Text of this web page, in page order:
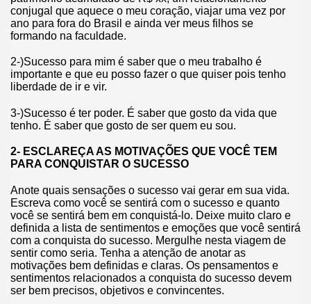
conjugal que aquece o meu coração, viajar uma vez por
ano para fora do Brasil e ainda ver meus filhos se
formando na faculdade.
2-)Sucesso para mim é saber que o meu trabalho é
importante e que eu posso fazer o que quiser pois tenho
liberdade de ir e vir.
3-)Sucesso é ter poder. É saber que gosto da vida que
tenho. É saber que gosto de ser quem eu sou.
2- ESCLAREÇA AS MOTIVAÇÕES QUE VOCÊ TEM
PARA CONQUISTAR O SUCESSO
Anote quais sensações o sucesso vai gerar em sua vida.
Escreva como você se sentirá com o sucesso e quanto
você se sentirá bem em conquistá-lo. Deixe muito claro e
definida a lista de sentimentos e emoções que você sentirá
com a conquista do sucesso. Mergulhe nesta viagem de
sentir como seria. Tenha a atenção de anotar as
motivações bem definidas e claras. Os pensamentos e
sentimentos relacionados a conquista do sucesso devem
ser bem precisos, objetivos e convincentes.